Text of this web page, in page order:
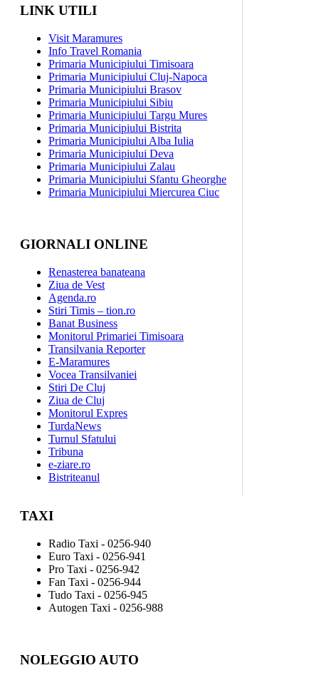
LINK UTILI
Visit Maramures
Info Travel Romania
Primaria Municipiului Timisoara
Primaria Municipiului Cluj-Napoca
Primaria Municipiului Brasov
Primaria Municipiului Sibiu
Primaria Municipiului Targu Mures
Primaria Municipiului Bistrita
Primaria Municipiului Alba Iulia
Primaria Municipiului Deva
Primaria Municipiului Zalau
Primaria Municipiului Sfantu Gheorghe
Primaria Municipiului Miercurea Ciuc
GIORNALI ONLINE
Renasterea banateana
Ziua de Vest
Agenda.ro
Stiri Timis – tion.ro
Banat Business
Monitorul Primariei Timisoara
Transilvania Reporter
E-Maramures
Vocea Transilvaniei
Stiri De Cluj
Ziua de Cluj
Monitorul Expres
TurdaNews
Turnul Sfatului
Tribuna
e-ziare.ro
Bistriteanul
TAXI
Radio Taxi - 0256-940
Euro Taxi - 0256-941
Pro Taxi - 0256-942
Fan Taxi - 0256-944
Tudo Taxi - 0256-945
Autogen Taxi - 0256-988
NOLEGGIO AUTO